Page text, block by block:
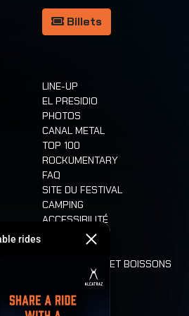
Billets
LINE-UP
EL PRESIDIO
PHOTOS
CANAL METAL
TOP 100
ROCKUMENTARY
FAQ
SITE DU FESTIVAL
CAMPING
ACCESSIBILITÉ
CASHLESS
ALIMENTATION ET BOISSONS
LONE WOLVES
PLAN